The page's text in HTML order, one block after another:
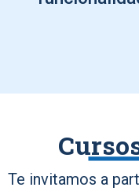
Te invitamos a